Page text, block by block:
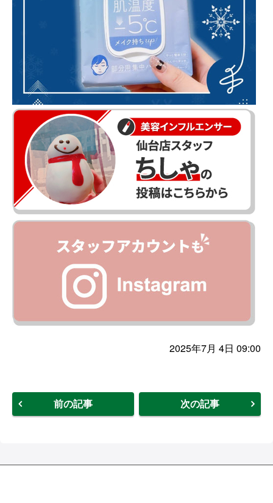
2025年7月 4日 09:00
前の記事 次の記事